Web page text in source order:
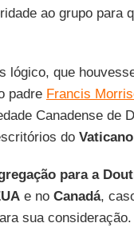
ao grupo para
lógico, que
padre Francis
Canadense de
do Vaticano
para a
e no Canadá,
sua consideração.